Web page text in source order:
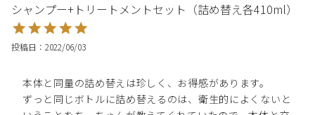
シャンプー+トリートメントセット（詰め替え各410ml）
投稿日 2022/06/03
本体と同量の詰め替えは珍しく、お得感があります。
ずっと同じボトルに詰め替えるのは、衛生的によくないと